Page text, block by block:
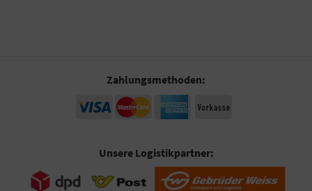
Zahlungsmethoden:
Unsere Logistikpartner: